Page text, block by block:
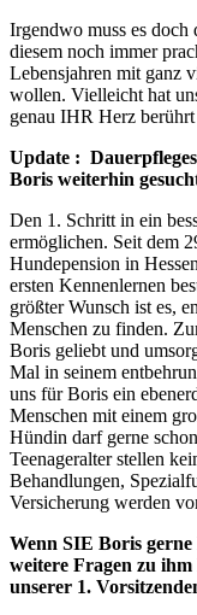
Irgendwo muss es doch
diesem noch immer
Lebensjahren mit ganz
wollen. Vielleicht hat
genau IHR Herz
Update :
Boris weiterhin
Den 1. Schritt in ein
ermöglichen. Seit dem
Hundepension in
ersten Kennenlernen
größter Wunsch ist es,
Menschen zu finden.
Boris geliebt und
Mal in seinem
uns für Boris ein
Menschen mit einem
Hündin darf gerne
Teenageralter stellen
Behandlungen,
Versicherung werden
Wenn SIE Boris
weitere Fragen zu ihm
unserer 1.